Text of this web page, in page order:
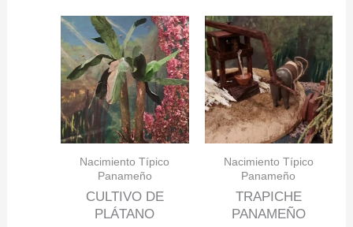
Nacimiento Típico
Panameño
CULTIVO DE
PLÁTANO
Nacimiento Típico
Panameño
TRAPICHE
PANAMEÑO